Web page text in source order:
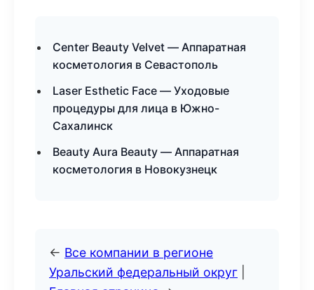
Center Beauty Velvet — Аппаратная
косметология в Севастополь
Laser Esthetic Face — Уходовые
процедуры для лица в Южно-
Сахалинск
Beauty Aura Beauty — Аппаратная
косметология в Новокузнецк
← Все компании в регионе
Уральский федеральный округ